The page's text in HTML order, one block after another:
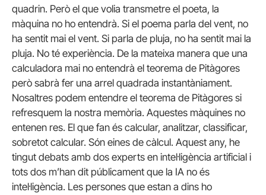
quadrin. Però el que volia transmetre el poeta, la
màquina no ho entendrà. Si el poema parla del vent, no
ha sentit mai el vent. Si parla de pluja, no ha sentit mai la
pluja. No té experiència. De la mateixa manera que una
calculadora mai no entendrà el teorema de Pitàgores
però sabrà fer una arrel quadrada instantàniament.
Nosaltres podem entendre el teorema de Pitàgores si
refresquem la nostra memòria. Aquestes màquines no
entenen res. El que fan és calcular, analitzar, classificar,
sobretot calcular. Són eines de càlcul. Aquest any, he
tingut debats amb dos experts en intel·ligència artificial i
tots dos m’han dit públicament que la IA no és
intel·ligència. Les persones que estan a dins ho